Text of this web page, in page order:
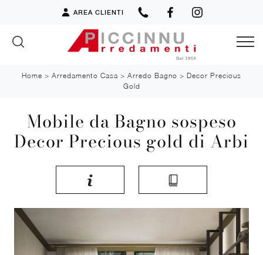
AREA CLIENTI
Home > Arredamento Casa > Arredo Bagno > Decor Precious
Gold
Mobile da Bagno sospeso
Decor Precious gold di Arbi